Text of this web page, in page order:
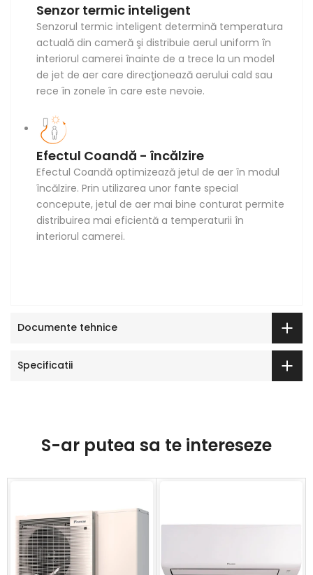
Senzor termic inteligent
Senzorul termic inteligent determină temperatura
actuală din cameră şi distribuie aerul uniform în
interiorul camerei înainte de a trece la un model
de jet de aer care direcţionează aerului cald sau
rece în zonele în care este nevoie.
Efectul Coandă - încălzire
Efectul Coandă optimizează jetul de aer în modul
încălzire. Prin utilizarea unor fante special
concepute, jetul de aer mai bine conturat permite
distribuirea mai eficientă a temperaturii în
interiorul camerei.
Documente tehnice
Specificatii
S-ar putea sa te intereseze